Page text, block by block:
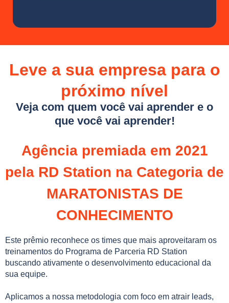
Leve a sua empresa para o
próximo nível
Veja com quem você vai aprender e o
que você vai aprender!
Agência premiada em 2021
pela RD Station na Categoria de
MARATONISTAS DE
CONHECIMENTO
Este prêmio reconhece os times que mais aproveitaram os
treinamentos do Programa de Parceria RD Station
buscando ativamente o desenvolvimento educacional da
sua equipe.
Aplicamos a nossa metodologia com foco em atrair leads,